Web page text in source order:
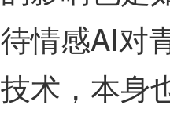
情感AI对
术，本身